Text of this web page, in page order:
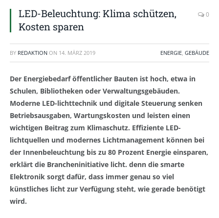
LED-Beleuchtung: Klima schützen,
Kosten sparen
0
BY REDAKTION ON 14. MÄRZ 2019 ENERGIE, GEBÄUDE
Der Energiebedarf öffentlicher Bauten ist hoch, etwa in
Schulen, Bibliotheken oder Verwaltungsgebäuden.
Moderne LED-lichttechnik und digitale Steuerung senken
Betriebsausgaben, Wartungskosten und leisten einen
wichtigen Beitrag zum Klimaschutz. Effiziente LED-
lichtquellen und modernes Lichtmanagement können bei
der Innenbeleuchtung bis zu 80 Prozent Energie einsparen,
erklärt die Brancheninitiative licht. denn die smarte
Elektronik sorgt dafür, dass immer genau so viel
künstliches licht zur Verfügung steht, wie gerade benötigt
wird.